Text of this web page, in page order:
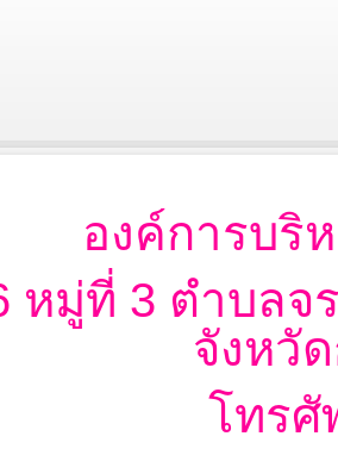
องค์การบริ
หมู่ที่ 3 ตำบลจ
จังหวั
โทรศั